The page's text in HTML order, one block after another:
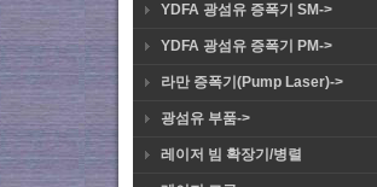
YDFA 광섬유 증폭기 SM->
YDFA 광섬유 증폭기 PM->
라만 증폭기(Pump Laser)->
광섬유 부품->
레이저 빔 확장기/병렬